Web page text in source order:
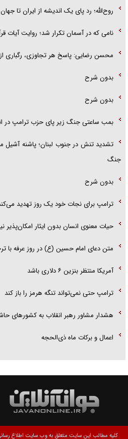
روح‌الله؛ رد پای یک اندیشه از ایران تا جهان
نامی که در آسمان تکرار شد؛ روایت آیات
محسن رضایی: پاسخ هر تجاوزی، رگباری
بدون شرح
بدون شرح
بمب ساعتی جنگ زیر پای حزب ترام‍پ در
تشدید تنش در جنوب لبنان؛ پاشنه آشیل
جنگ
بدون شرح
ترامپ برای نجات خود یک روز تهدید
حیات معنوی انسان بدون ایثار امکان‌پذیر
متن دعای امام حسین (ع) در روز عرفه با
آمریکا منتظر بنزین ۶ دلاری باشد
ترامپ حتی نمی‌تواند تنگه هرمز را باز کند
هشدار مشاور رهبر انقلاب به کشور‌های
اعمال و برکات ماه ذی‌الحجه
کلیه مطالب این سایت متعلق به وب سایت اطلاع